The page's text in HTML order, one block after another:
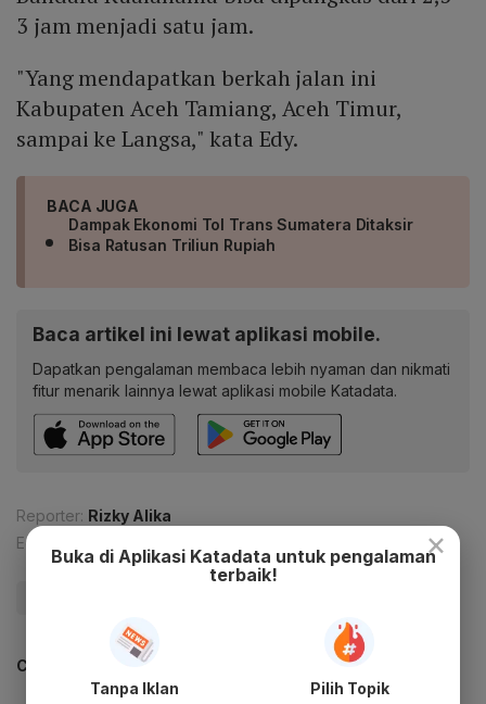
3 jam menjadi satu jam.
"Yang mendapatkan berkah jalan ini
Kabupaten Aceh Tamiang, Aceh Timur,
sampai ke Langsa," kata Edy.
BACA JUGA
Dampak Ekonomi Tol Trans Sumatera Ditaksir
Bisa Ratusan Triliun Rupiah
Baca artikel ini lewat aplikasi mobile.
Dapatkan pengalaman membaca lebih nyaman dan nikmati
fitur menarik lainnya lewat aplikasi mobile Katadata.
Reporter: Rizky Alika
Editor:
CEK JUGA DATA INI
×
Buka di Aplikasi Katadata untuk pengalaman
terbaik!
Tanpa Iklan Pilih Topik